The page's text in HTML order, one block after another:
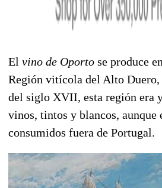
El vino de Oporto se produce
Región vitícola del Alto Duero,
del siglo XVII, esta región era
vinos, tintos y blancos, aunque
consumidos fuera de Portugal.